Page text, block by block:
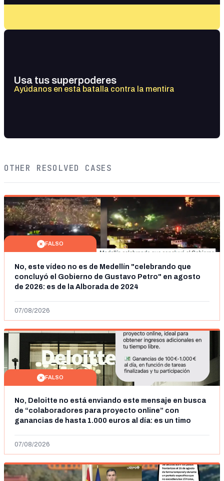
Usa tus superpoderes
Ayúdanos en esta batalla contra la mentira
OTHER RESOLVED CASES
FALSO
No, este vídeo no es de Medellín "celebrando que
concluyó el Gobierno de Gustavo Petro" en agosto
de 2026: es de la Alborada de 2024
07/08/2026
FALSO
No, Deloitte no está enviando este mensaje en busca
de “colaboradores para proyecto online” con
ganancias de hasta 1.000 euros al día: es un timo
07/08/2026